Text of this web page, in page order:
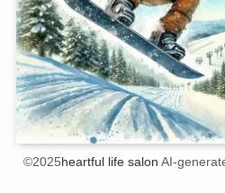
©2025heartful life salon AI-